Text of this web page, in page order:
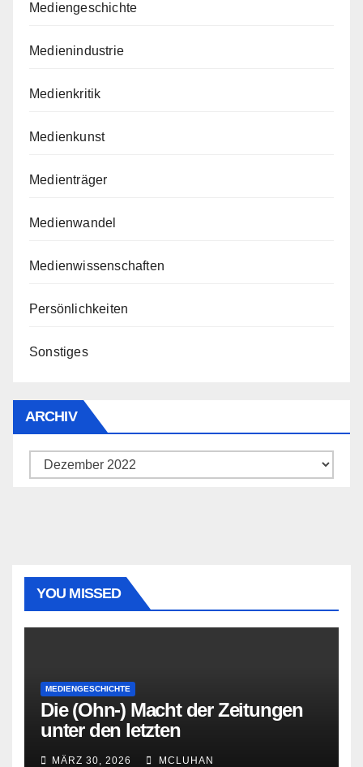
Mediengeschichte
Medienindustrie
Medienkritik
Medienkunst
Medienträger
Medienwandel
Medienwissenschaften
Persönlichkeiten
Sonstiges
ARCHIV
Archiv
YOU MISSED
MEDIENGESCHICHTE
Die (Ohn-) Macht der Zeitungen
unter den letzten
Bourbonenkönigen
MÄRZ 30, 2026 MCLUHAN